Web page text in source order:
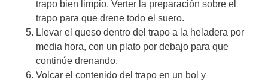
trapo bien limpio. Verter la preparación sobre el
trapo para que drene todo el suero.
Llevar el queso dentro del trapo a la heladera por
media hora, con un plato por debajo para que
continúe drenando.
Volcar el contenido del trapo en un bol y